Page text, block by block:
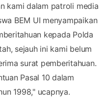
kami dalam patroli media
BEM UI menyampaikan
kepada Polda
sejauh ini kami belum
surat pemberitahuan.
Pasal 10 dalam
1998," ucapnya.